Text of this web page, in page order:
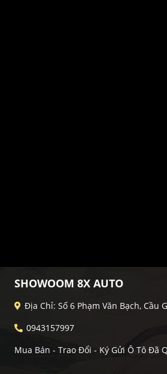
SHOWOOM 8X AUTO
Địa Chỉ: Số 6 Phạm Văn Bạch, Cầu
0943157997
Mua Bán - Trao Đổi - Ký Gửi Ô Tô Đã